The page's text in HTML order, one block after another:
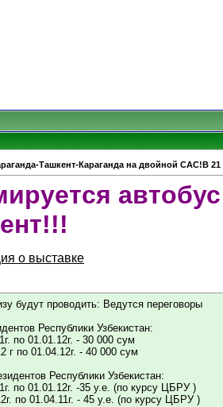
Ташкент-Караганда на двойной САС!В
о выставке
будут проводить: Ведутся переговоры
Республики Узбекистан:
по 01.01.12г. - 30 000 сум
г по 01.04.12г. - 40 000 сум
Республики Узбекистан:
по 01.01.12г. -35 у.е. (по курсу ЦБРУ )
по 01.04.11г. - 45 у.е. (по курсу ЦБРУ )